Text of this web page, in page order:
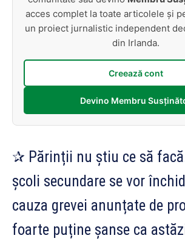
acces complet la toate articolele și
un proiect jurnalistic independent
din Irlanda.
Creează cont
Devino Membru
✰ Părinții nu știu ce să
școli secundare se vor
cauza grevei anunțate de
foarte puține șanse ca